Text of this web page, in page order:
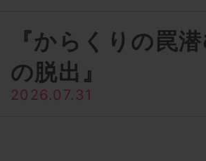
『からくりの罠
の脱出』
2026.07.31